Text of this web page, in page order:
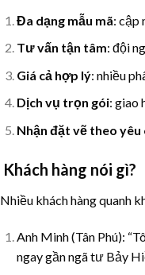
Đa dạng mẫu mã: cập
Tư vấn tận tâm: đội
Giá cả hợp lý: nhiều
Dịch vụ trọn gói: giao
Nhận đặt vẽ theo yêu
Khách hàng nói gì?
Nhiều khách hàng quanh
Anh Minh (Tân Phú):
ngay gần ngã tư Bảy